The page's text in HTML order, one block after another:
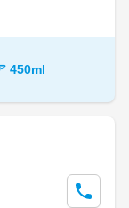
450ml